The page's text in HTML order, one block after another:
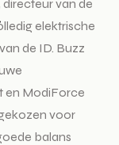
van de
elektrische
de ID. Buzz
en ModiForce
voor
balans